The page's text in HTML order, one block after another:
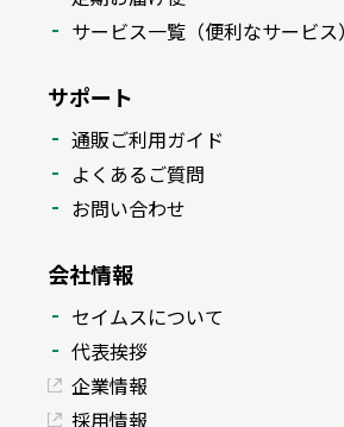
サービス一覧（便利なサービス）
サポート
通販ご利用ガイド
よくあるご質問
お問い合わせ
会社情報
セイムスについて
代表挨拶
企業情報
採用情報